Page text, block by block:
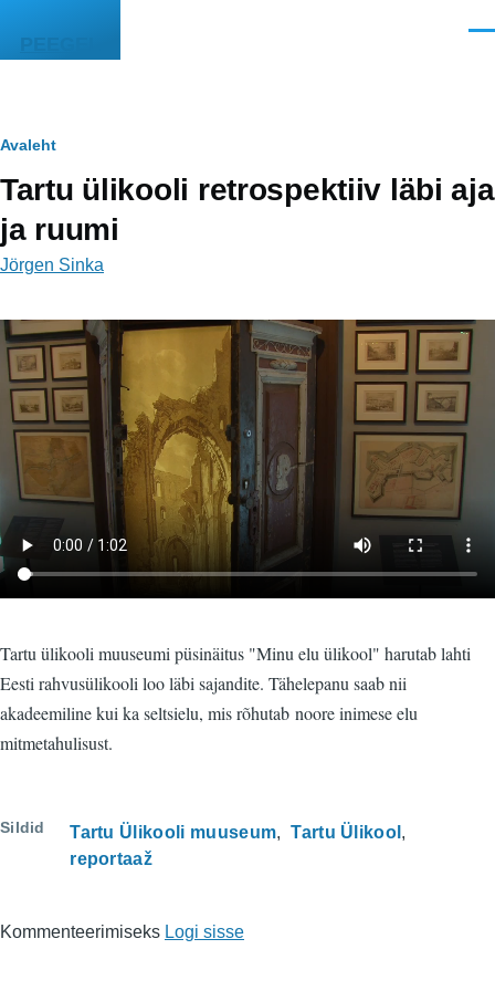
PEEGEL
Leivapuru
Avaleht
Tartu ülikooli retrospektiiv läbi aja
ja ruumi
Jörgen Sinka
Video
fail
Tartu ülikooli muuseumi püsinäitus "Minu elu ülikool" harutab lahti
Eesti rahvusülikooli loo läbi sajandite. Tähelepanu saab nii
akadeemiline kui ka seltsielu, mis rõhutab noore inimese elu
mitmetahulisust.
Sildid Tartu Ülikooli muuseum
Tartu Ülikool
reportaaž
Kommenteerimiseks Logi sisse